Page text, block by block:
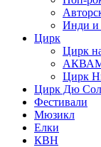
Инди и
Цирк
Цирк
Цирк
Цирк Дю
Фестивали
Мюзикл
Елки
КВН